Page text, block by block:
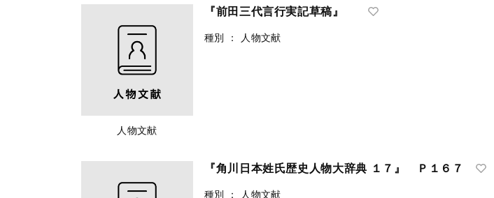
人物文献
『前田三代言行実記草稿』
種別 ： 人物文献
『角川日本姓氏歴史人物大辞典 １７』 Ｐ１６７
種別 ： 人物文献